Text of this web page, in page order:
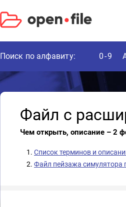
Поиск по алфавиту: 0-9
Файл с
Чем открыть, описание – 2
Список терминов и
Файл пейзажа симулятора